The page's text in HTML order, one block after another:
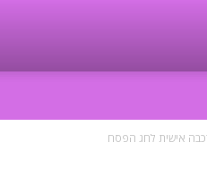
אישית לחג הפסח